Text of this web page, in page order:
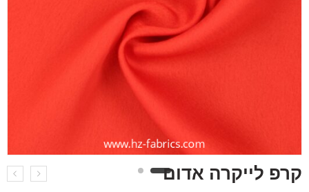
קרפ לייקרה אדום